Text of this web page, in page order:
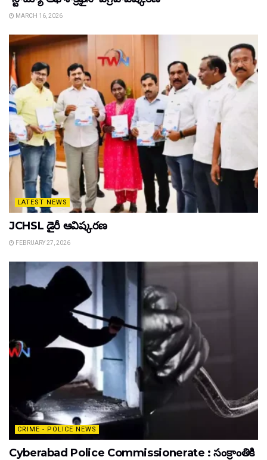
MARCH 16, 2026
LATEST NEWS
JCHSL డైరీ ఆవిష్కరణ
FEBRUARY 27, 2026
CRIME - POLICE NEWS
Cyberabad Police Commissionerate : సంక్రాంతికి